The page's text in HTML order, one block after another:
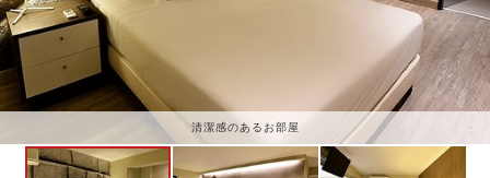
清潔感のあるお部屋